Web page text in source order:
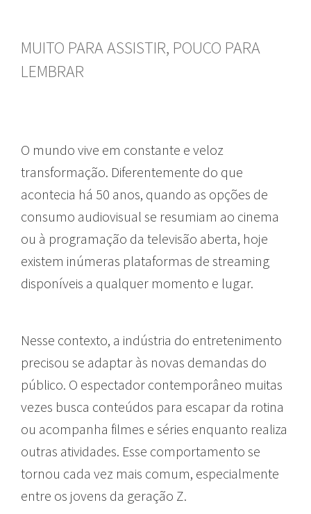
MUITO PARA ASSISTIR, POUCO PARA
LEMBRAR
O mundo vive em constante e veloz
transformação. Diferentemente do que
acontecia há 50 anos, quando as opções de
consumo audiovisual se resumiam ao cinema
ou à programação da televisão aberta, hoje
existem inúmeras plataformas de streaming
disponíveis a qualquer momento e lugar.
Nesse contexto, a indústria do entretenimento
precisou se adaptar às novas demandas do
público. O espectador contemporâneo muitas
vezes busca conteúdos para escapar da rotina
ou acompanha filmes e séries enquanto realiza
outras atividades. Esse comportamento se
tornou cada vez mais comum, especialmente
entre os jovens da geração Z.